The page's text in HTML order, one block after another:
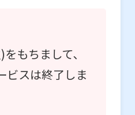
もちまして、
ビスは終了しま